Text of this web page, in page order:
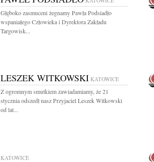
Głęboko zasmuceni żegnamy Pawła Podsiadło
wspaniałego Człowieka i Dyrektora Zakładu
Targowisk...
LESZEK WITKOWSKI KATOWICE
Z ogromnym smutkiem zawiadamiamy, że 21
stycznia odszedł nasz Przyjaciel Leszek Witkowski
od lat...
KATOWICE